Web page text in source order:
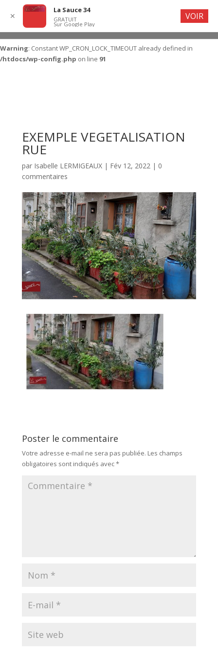
Warning : Constant WP_CRON_LOCK_TIMEOUT already defined in
/htdocs/wp-config.php on line 91
EXEMPLE VEGETALISATION
RUE
par Isabelle LERMIGEAUX| Fév 12, 2022| 0
commentaires
Poster le commentaire
Votre adresse e-mail ne sera pas publiée. Les champs
obligatoires sont indiqués avec*
✕
La Sauce 34
GRATUIT
Sur Google Play
VOIR